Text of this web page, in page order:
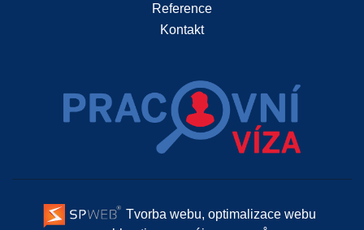
Reference
Kontakt
Tvorba webu, optimalizace webu